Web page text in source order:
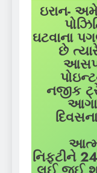
ઇરાન-
ઘટવાના
છે
નજીક
નિફ્ટીને